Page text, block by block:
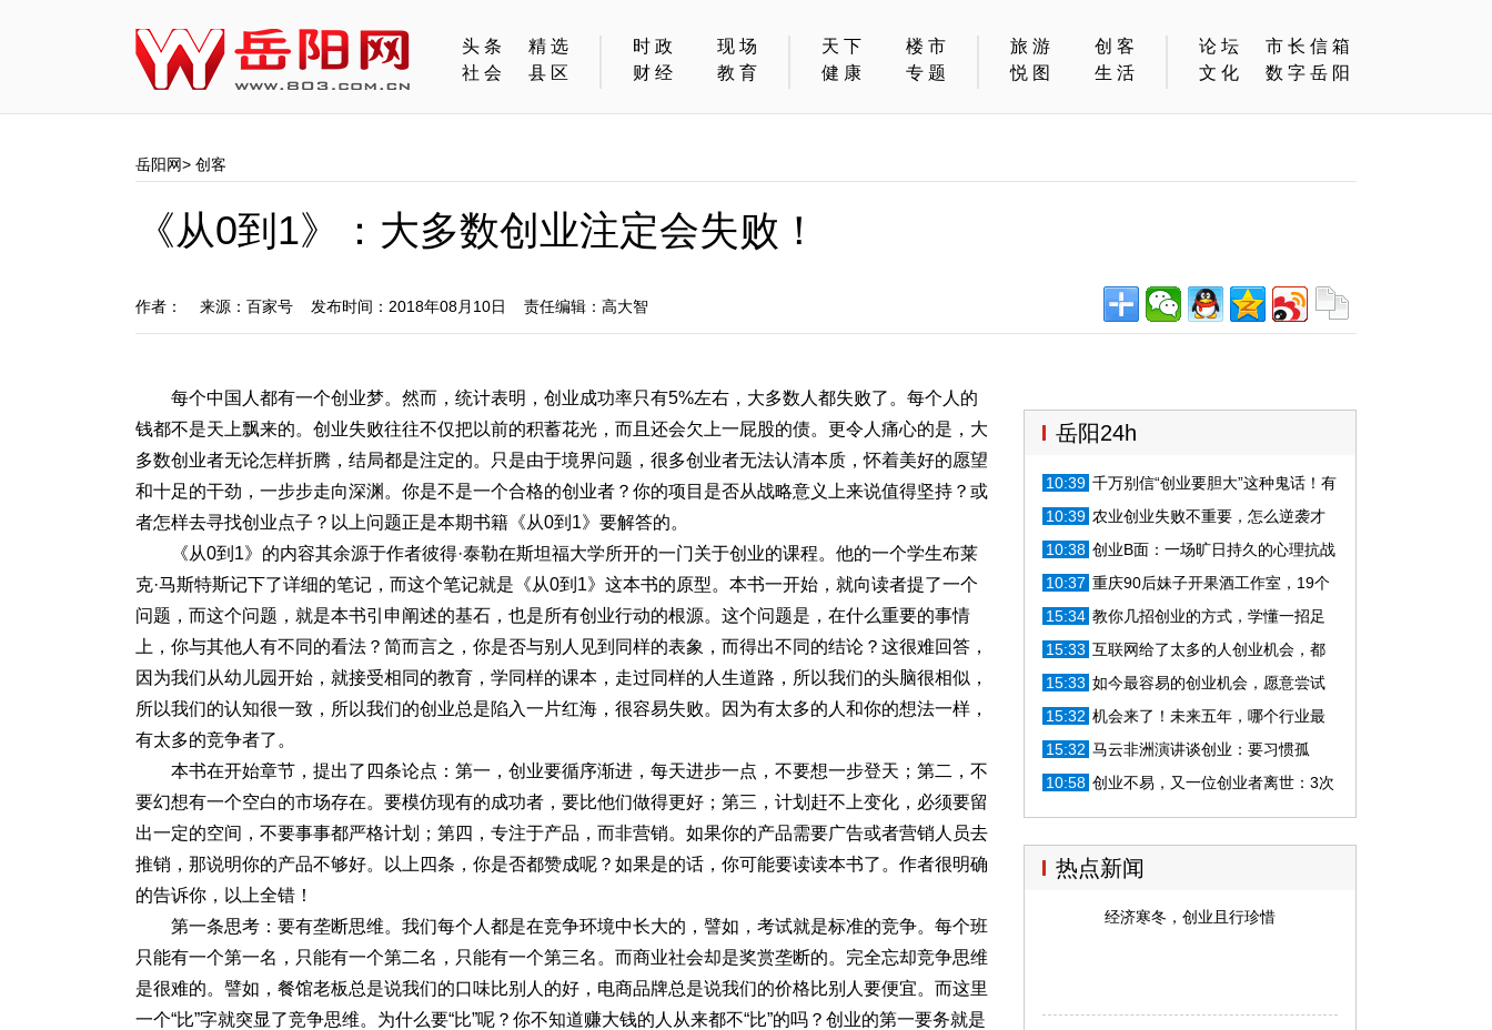
头条
精选
社会
县区
时政
现场
财经
教育
天下
楼市
健康
专题
旅游
创客
悦图
生活
论坛
市长信箱
文化
数字岳阳
岳阳网> 创客
《从0到1》：大多数创业注定会失败！
作者： 来源：百家号 发布时间：2018年08月10日 责任编辑：高大智
每个中国人都有一个创业梦。然而，统计表明，创业成功率只有5%左右，大多数人都失败了。每个人的
钱都不是天上飘来的。创业失败往往不仅把以前的积蓄花光，而且还会欠上一屁股的债。更令人痛心的是，大
多数创业者无论怎样折腾，结局都是注定的。只是由于境界问题，很多创业者无法认清本质，怀着美好的愿望
和十足的干劲，一步步走向深渊。你是不是一个合格的创业者？你的项目是否从战略意义上来说值得坚持？或
者怎样去寻找创业点子？以上问题正是本期书籍《从0到1》要解答的。
《从0到1》的内容其余源于作者彼得·泰勒在斯坦福大学所开的一门关于创业的课程。他的一个学生布莱
克·马斯特斯记下了详细的笔记，而这个笔记就是《从0到1》这本书的原型。本书一开始，就向读者提了一个
问题，而这个问题，就是本书引申阐述的基石，也是所有创业行动的根源。这个问题是，在什么重要的事情
上，你与其他人有不同的看法？简而言之，你是否与别人见到同样的表象，而得出不同的结论？这很难回答，
因为我们从幼儿园开始，就接受相同的教育，学同样的课本，走过同样的人生道路，所以我们的头脑很相似，
所以我们的认知很一致，所以我们的创业总是陷入一片红海，很容易失败。因为有太多的人和你的想法一样，
有太多的竞争者了。
本书在开始章节，提出了四条论点：第一，创业要循序渐进，每天进步一点，不要想一步登天；第二，不
要幻想有一个空白的市场存在。要模仿现有的成功者，要比他们做得更好；第三，计划赶不上变化，必须要留
出一定的空间，不要事事都严格计划；第四，专注于产品，而非营销。如果你的产品需要广告或者营销人员去
推销，那说明你的产品不够好。以上四条，你是否都赞成呢？如果是的话，你可能要读读本书了。作者很明确
的告诉你，以上全错！
第一条思考：要有垄断思维。我们每个人都是在竞争环境中长大的，譬如，考试就是标准的竞争。每个班
只能有一个第一名，只能有一个第二名，只能有一个第三名。而商业社会却是奖赏垄断的。完全忘却竞争思维
是很难的。譬如，餐馆老板总是说我们的口味比别人的好，电商品牌总是说我们的价格比别人要便宜。而这里
一个“比”字就突显了竞争思维。为什么要“比”呢？你不知道赚大钱的人从来都不“比”的吗？创业的第一要务就是
岳阳24h
10:39 千万别信“创业要胆大”这种鬼话！有
些人只是后盾够强
10:39 农业创业失败不重要，怎么逆袭才
关键，这里有5大方法！
10:38 创业B面：一场旷日持久的心理抗战
10:37 重庆90后妹子开果酒工作室，19个
月关闭，创业教训值得一看
15:34 教你几招创业的方式，学懂一招足
够让你财富自由
15:33 互联网给了太多的人创业机会，都
是一个人能够操作的
15:33 如今最容易的创业机会，愿意尝试
的人，让你秒变赚钱高手
15:32 机会来了！未来五年，哪个行业最
值得创业？抓住时机，不得不看！
15:32 马云非洲演讲谈创业：要习惯孤
独，孤独时用左手温暖右手
10:58 创业不易，又一位创业者离世：3次
创业未成功，纵身跳下22层楼
热点新闻
经济寒冬，创业且行珍惜